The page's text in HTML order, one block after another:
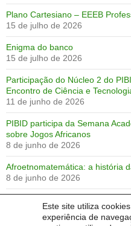
Este site utiliza
experiência de
Plano Cartesiano – EEEB
15 de julho de 2026
Enigma do banco
15 de julho de 2026
Participação do Núcleo 2 do
Encontro de Ciência e
11 de junho de 2026
PIBID participa da Semana
sobre Jogos Africanos
8 de junho de 2026
Afroetnomatemática: a história
8 de junho de 2026
8 de junho de 2026